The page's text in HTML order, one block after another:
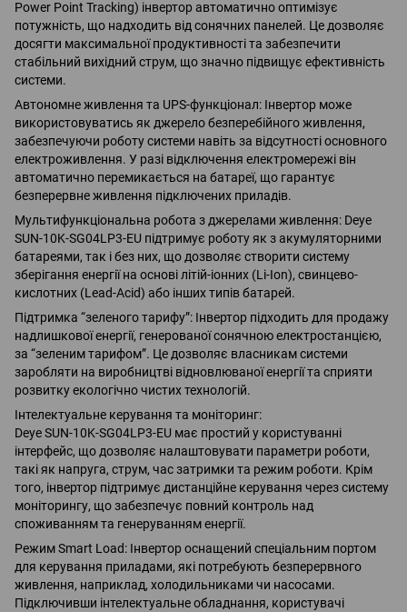
Power Point Tracking) інвертор автоматично оптимізує
потужність, що надходить від сонячних панелей. Це дозволяє
досягти максимальної продуктивності та забезпечити
стабільний вихідний струм, що значно підвищує ефективність
системи.
Автономне живлення та UPS-функціонал: Інвертор може
використовуватись як джерело безперебійного живлення,
забезпечуючи роботу системи навіть за відсутності основного
електроживлення. У разі відключення електромережі він
автоматично перемикається на батареї, що гарантує
безперервне живлення підключених приладів.
Мультифункціональна робота з джерелами живлення: Deye
SUN-10K-SG04LP3-EU підтримує роботу як з акумуляторними
батареями, так і без них, що дозволяє створити систему
зберігання енергії на основі літій-іонних (Li-Ion), свинцево-
кислотних (Lead-Acid) або інших типів батарей.
Підтримка “зеленого тарифу”: Інвертор підходить для продажу
надлишкової енергії, генерованої сонячною електростанцією,
за “зеленим тарифом”. Це дозволяє власникам системи
заробляти на виробництві відновлюваної енергії та сприяти
розвитку екологічно чистих технологій.
Інтелектуальне керування та моніторинг:
Deye SUN-10K-SG04LP3-EU має простий у користуванні
інтерфейс, що дозволяє налаштовувати параметри роботи,
такі як напруга, струм, час затримки та режим роботи. Крім
того, інвертор підтримує дистанційне керування через систему
моніторингу, що забезпечує повний контроль над
споживанням та генеруванням енергії.
Режим Smart Load: Інвертор оснащений спеціальним портом
для керування приладами, які потребують безперервного
живлення, наприклад, холодильниками чи насосами.
Підключивши інтелектуальне обладнання, користувачі